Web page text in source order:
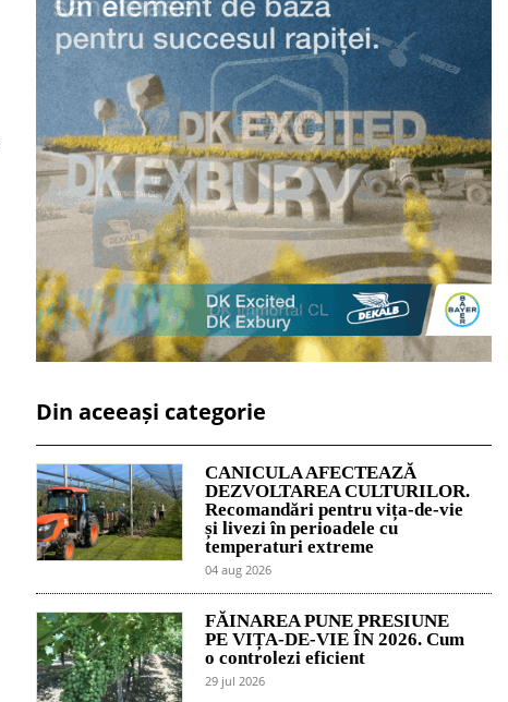
Din aceeași categorie
CANICULA AFECTEAZĂ
DEZVOLTAREA CULTURILOR.
Recomandări pentru vița-de-vie
și livezi în perioadele cu
temperaturi extreme
04 aug 2026
FĂINAREA PUNE PRESIUNE
PE VIȚA-DE-VIE ÎN 2026. Cum
o controlezi eficient
29 jul 2026